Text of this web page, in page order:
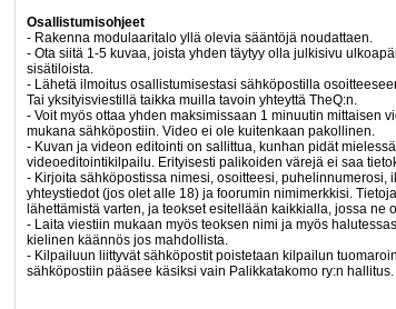
Osallistumisohjeet
- Rakenna modulaaritalo yllä olevia sääntöjä noudattaen.
- Ota siitä 1-5 kuvaa, joista yhden täytyy olla julkisivu
sisätiloista.
- Lähetä ilmoitus osallistumisestasi sähköpostilla
Tai yksityisviestillä taikka muilla tavoin yhteyttä TheQ:n.
- Voit myös ottaa yhden maksimissaan 1 minuutin mittaisen
mukana sähköpostiin. Video ei ole kuitenkaan pakollinen.
- Kuvan ja videon editointi on sallittua, kunhan pidät
videoeditointikilpailu. Erityisesti palikoiden värejä ei saa
- Kirjoita sähköpostissa nimesi, osoitteesi,
yhteystiedot (jos olet alle 18) ja foorumin nimimerkkisi.
lähettämistä varten, ja teokset esitellään kaikkialla, jossa ne
- Laita viestiin mukaan myös teoksen nimi ja myös
kielinen käännös jos mahdollista.
- Kilpailuun liittyvät sähköpostit poistetaan kilpailun
sähköpostiin pääsee käsiksi vain Palikkatakomo ry:n hallitus.